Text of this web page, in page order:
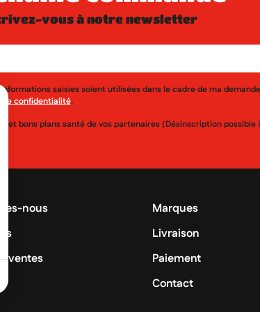
vous à notre newsletter
saisies soient utilisées dans le cadre de ma
confidentialité.
et bons plans santé de vos partenaires (Désinscription
nous
ventes
Marques
Livraison
Paiement
Contact